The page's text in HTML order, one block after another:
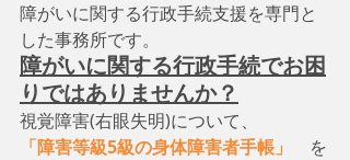
障がいに関する行政手続支援を専門と
した事務所です。
障がいに関する行政手続でお困
りではありませんか？
視覚障害(右眼失明)について、
「障害等級5級の身体障害者手帳」
を